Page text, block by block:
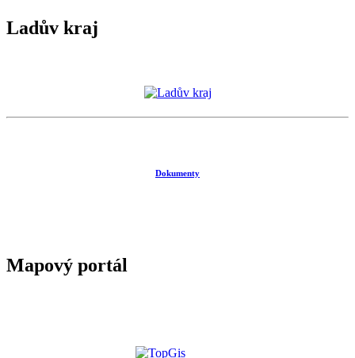
Ladův kraj
Dokumenty
Mapový portál